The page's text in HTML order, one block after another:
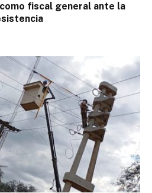
fiscal general ante la